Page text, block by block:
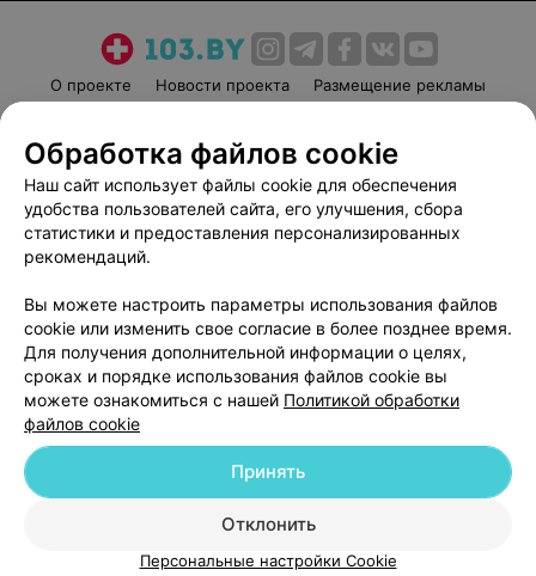
О проекте Новости проекта
Размещение рекламы
Пользовательское соглашение
Способы оплаты
Вакансии
Партнеры
Написать руководителю 103.by
Обработка персональных данных
© 2026 ООО «Артокс Лаб», УНП 191700409
| 220012, Республика Беларусь,
Служба поддержки +375 291212755
Обработка файлов cookie
Наш сайт использует файлы cookie для обеспечения
удобства пользователей сайта, его улучшения, сбора
статистики и предоставления персонализированных
рекомендаций.
Вы можете настроить параметры использования файлов
cookie или изменить свое согласие в более позднее время.
Для получения дополнительной информации о целях,
сроках и порядке использования файлов cookie вы
можете ознакомиться с нашей Политикой обработки
файлов cookie
Отклонить
Принять
Персональные настройки Cookie